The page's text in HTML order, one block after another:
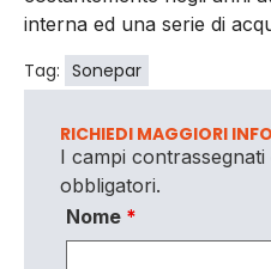
interna ed una serie di
Tag: Sonepar
RICHIEDI MAGGIORI
I campi contrassegnati
obbligatori.
Nome *